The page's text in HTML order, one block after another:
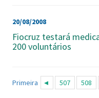
20/08/2008
Fiocruz testará
200 voluntários
Primeira 507 508